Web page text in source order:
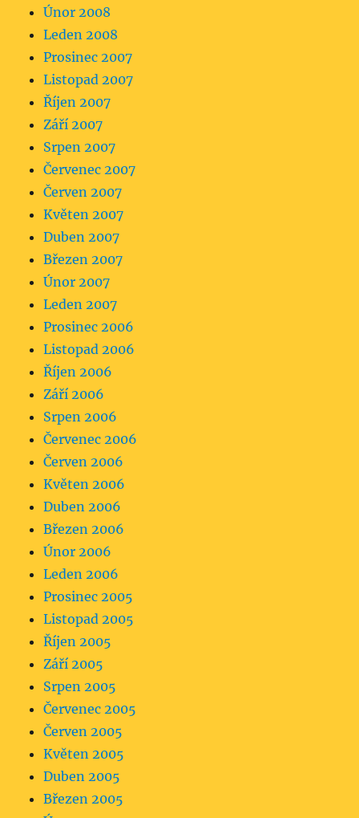
Únor 2008
Leden 2008
Prosinec 2007
Listopad 2007
Říjen 2007
Září 2007
Srpen 2007
Červenec 2007
Červen 2007
Květen 2007
Duben 2007
Březen 2007
Únor 2007
Leden 2007
Prosinec 2006
Listopad 2006
Říjen 2006
Září 2006
Srpen 2006
Červenec 2006
Červen 2006
Květen 2006
Duben 2006
Březen 2006
Únor 2006
Leden 2006
Prosinec 2005
Listopad 2005
Říjen 2005
Září 2005
Srpen 2005
Červenec 2005
Červen 2005
Květen 2005
Duben 2005
Březen 2005